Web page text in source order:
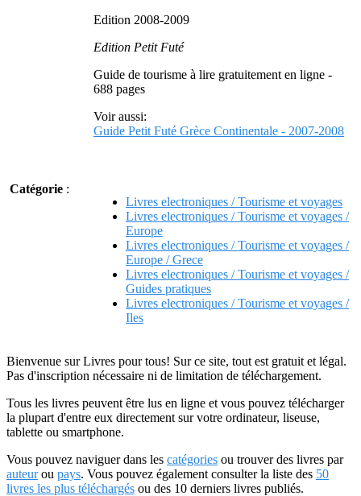
Edition 2008-2009
Edition Petit Futé
Guide de tourisme à lire gratuitement en ligne -
688 pages
Voir aussi:
Guide Petit Futé Grèce Continentale - 2007-2008
Catégorie :
Livres electroniques / Tourisme et voyages
Livres electroniques / Tourisme et voyages /
Europe
Livres electroniques / Tourisme et voyages /
Europe / Grece
Livres electroniques / Tourisme et voyages /
Guides pratiques
Livres electroniques / Tourisme et voyages /
Iles
Bienvenue sur Livres pour tous! Sur ce site, tout est gratuit et légal.
Pas d'inscription nécessaire ni de limitation de téléchargement.
Tous les livres peuvent être lus en ligne et vous pouvez télécharger
la plupart d'entre eux directement sur votre ordinateur, liseuse,
tablette ou smartphone.
Vous pouvez naviguer dans les catégories ou trouver des livres par
auteurou pays. Vous pouvez également consulter la liste des 50
livres les plus téléchargés ou des 10 derniers livres publiés.